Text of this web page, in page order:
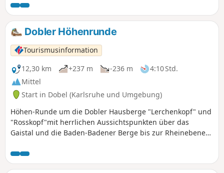
Schul-Kunst-Projekts 2013. Neben den Themen-Objekten
sorgen die Passagen über die Feldflur, durch ortsrandnahe
Waldstücke und durch den Ort selbst für Abwechslung.Ein
Abstecher zum Aussichtturm und dessen Panorama-
Plattform zu Beginn derTour bietet höchsten Weitblick-
Genuss.
Dobler Höhenrunde
Tourismusinformation
12,30 km
+237 m -236 m
4:10 Std.
Mittel
Start in Dobel (Karlsruhe und Umgebung)
Höhen-Runde um die Dobler Hausberge "Lerchenkopf" und
"Rosskopf"mit herrlichen Aussichtspunkten über das
Gaistal und die Baden-Badener Berge bis zur Rheinebene